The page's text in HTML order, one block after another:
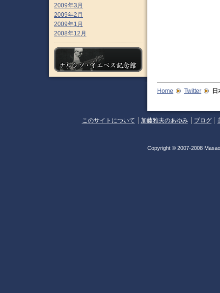
2009年3月
2009年2月
2009年1月
2008年12月
Home Twitter
このサイトについて 加藤雅夫のあゆみ ブログ
Copyright © 2007-2008